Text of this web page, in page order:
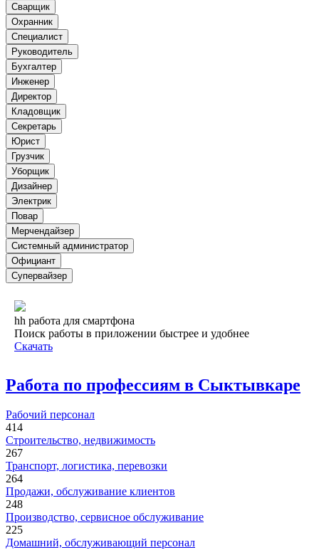
Сварщик
Охранник
Специалист
Руководитель
Бухгалтер
Инженер
Директор
Кладовщик
Секретарь
Юрист
Грузчик
Уборщик
Дизайнер
Электрик
Повар
Мерчендайзер
Системный администратор
Официант
Супервайзер
hh работа для смартфона
Поиск работы в приложении быстрее и удобнее
Скачать
Работа по профессиям в Сыктывкаре
Рабочий персонал
414
Строительство, недвижимость
267
Транспорт, логистика, перевозки
264
Продажи, обслуживание клиентов
248
Производство, сервисное обслуживание
225
Домашний, обслуживающий персонал